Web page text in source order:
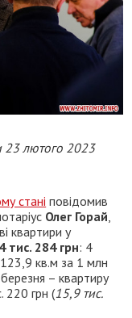
23 лютого 2023
стані повідомив
Олег Горай,
квартири у
тис. 284 грн: 4
кв.м за 1 млн
– квартиру
220 грн (15,9 тис.